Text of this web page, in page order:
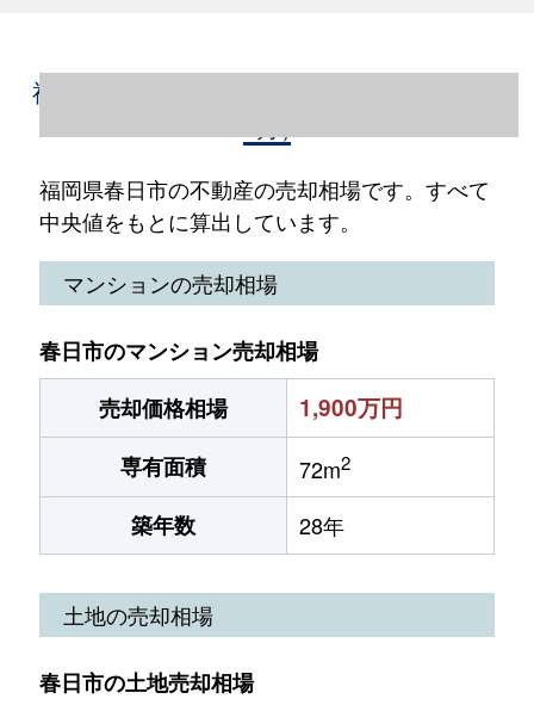
福岡県春日市の不動産売却情報（2023年1～
福岡県春日市の不動産の売却相場です。すべて
中央値をもとに算出しています。
マンションの売却相場
春日市のマンション売却相場
売却価格相場
1,900万円
専有面積 72m2
築年数 28年
土地の売却相場
春日市の土地売却相場